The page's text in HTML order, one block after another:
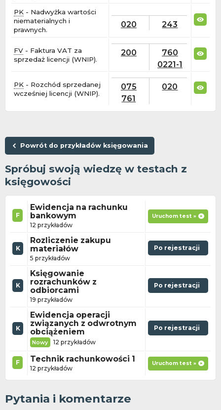
PK - Nadwyżka wartości
niematerialnych i
prawnych.
020 243
FV - Faktura VAT za
sprzedaż licencji (WNIP).
200
760
0221-1
PK - Rozchód sprzedanej
wcześniej licencji (WNIP).
075
761
020
Powrót do przykładów księgowania
Spróbuj swoją wiedzę w testach z
księgowości
F
Ewidencja na rachunku
bankowym
12 przykładów
Uruchom test »
K
Rozliczenie zakupu
materiałów
5 przykładów
Po rejestracji
K
Księgowanie
rozrachunków z
odbiorcami
19 przykładów
Po rejestracji
K
Ewidencja operacji
związanych z odwrotnym
obciążeniem
Nowy 12 przykładów
Po rejestracji
F Technik rachunkowości 1
12 przykładów
Uruchom test »
Pytania i komentarze